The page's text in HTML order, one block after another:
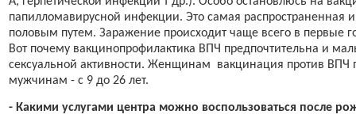
папилломавирусной инфекции. Это самая распространенная
половым путем. Заражение происходит чаще всего в первые
Вот почему вакцинопрофилактика ВПЧ предпочтительна и
сексуальной активности. Женщинам
вакцинация против ВПЧ
мужчинам - с 9 до 26 лет.
- Какими услугами центра можно воспользоваться после